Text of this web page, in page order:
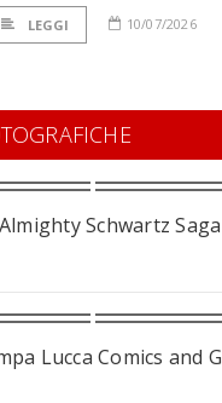
LEGGI 10/07/2026
Schwartz Saga
Lucca Comics and